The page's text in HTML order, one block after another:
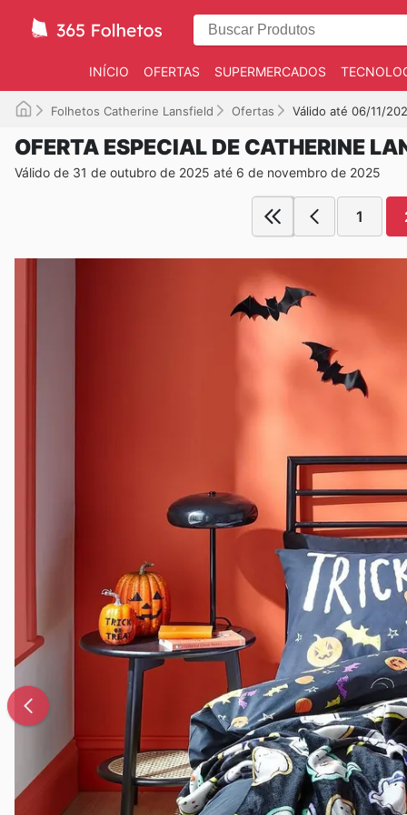
INÍCIO OFERTAS SUPERMERCADOS
Folhetos Catherine Lansfield Ofertas Válido até 06/11/
OFERTA ESPECIAL DE CATHERINE
Válido de 31 de outubro de 2025 até 6 de novembro de 2025
1